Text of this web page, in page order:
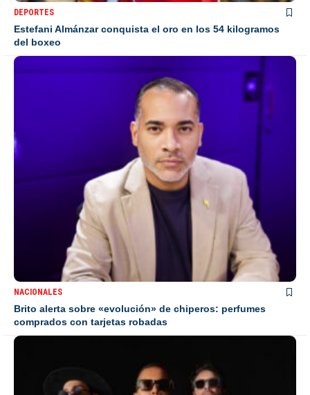
DEPORTES
Estefani Almánzar conquista el oro en los 54 kilogramos
del boxeo
NACIONALES
Brito alerta sobre «evolución» de chiperos: perfumes
comprados con tarjetas robadas